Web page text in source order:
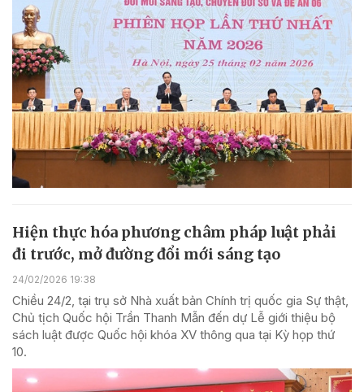
Hiện thực hóa phương châm pháp luật phải
đi trước, mở đường đổi mới sáng tạo
24/02/2026 19:38
Chiều 24/2, tại trụ sở Nhà xuất bản Chính trị quốc gia Sự thật,
Chủ tịch Quốc hội Trần Thanh Mẫn đến dự Lễ giới thiệu bộ
sách luật được Quốc hội khóa XV thông qua tại Kỳ họp thứ
10.